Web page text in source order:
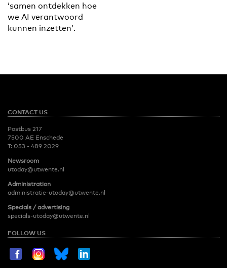
‘samen ontdekken hoe
we AI verantwoord
kunnen inzetten’.
CONTACT US
Postbus 217
7500 AE Enschede
T: 053 - 489 2029
Newsroom
utoday@utwente.nl
Administration
administratie-utoday@utwente.nl
Specials / advertising
specials-utoday@utwente.nl
FOLLOW US